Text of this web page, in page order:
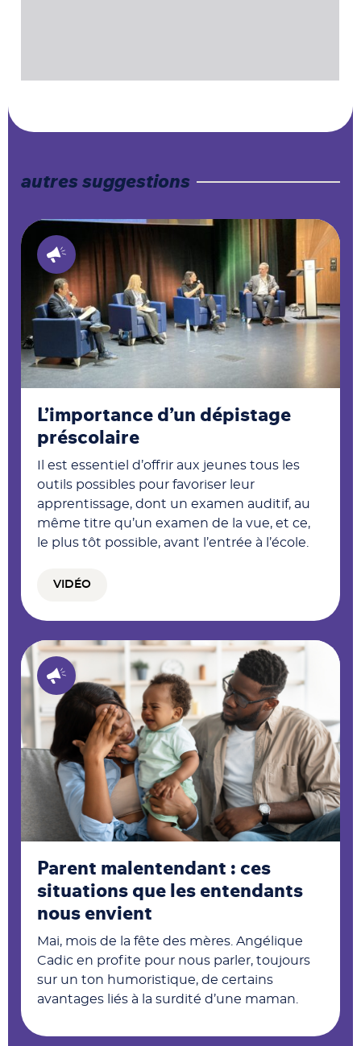
autres suggestions
L’importance d’un dépistage
préscolaire
Il est essentiel d’offrir aux jeunes tous les
outils possibles pour favoriser leur
apprentissage, dont un examen auditif, au
même titre qu’un examen de la vue, et ce,
le plus tôt possible, avant l’entrée à l’école.
VIDÉO
Parent malentendant : ces
situations que les entendants
nous envient
Mai, mois de la fête des mères. Angélique
Cadic en profite pour nous parler, toujours
sur un ton humoristique, de certains
avantages liés à la surdité d’une maman.